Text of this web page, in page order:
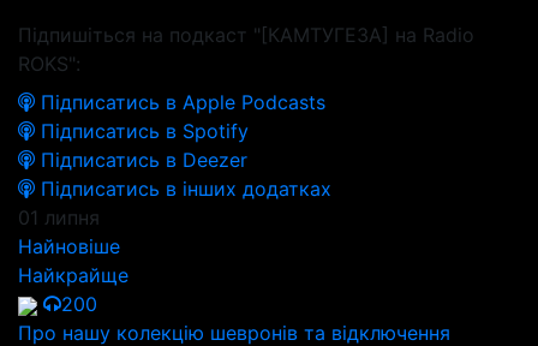
Підпишіться на подкаст "[КАМТУГЕЗА] на Radio
ROKS":
Підписатись в Apple Podcasts
Підписатись в Spotify
Підписатись в Deezer
Підписатись в інших додатках
01 липня
Найновіше
Найкрайще
200
Про нашу колекцію шевронів та відключення